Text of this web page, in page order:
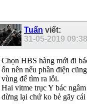
Tuấn viết:
31-05-2019
Chọn HBS hàng mới đi
ổn nên nếu phần điện
vùng để tìm ra lỗi.
Hai vitme trục Y bác
dừng lại chứ ko bẻ gãy